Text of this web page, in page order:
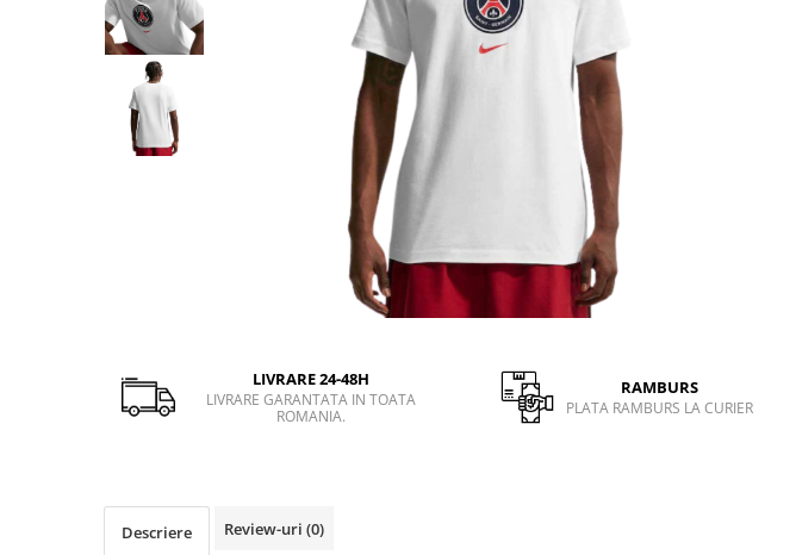
Slapi barbati
Pantofi sport femei
Sandale & Slapi copii
LIVRARE 24-48H
LIVRARE GARANTATA IN TOATA
ROMANIA.
RAMBURS
PLATA RAMBURS LA CURIER
Descriere Review-uri (0)